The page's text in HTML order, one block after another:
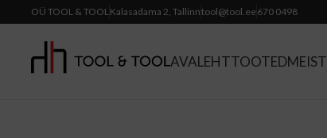
OÜ TOOL & TOOLKalasadama 2, Tallinntool@tool.ee670 0498
AVALEHTTOOTEDMEIST